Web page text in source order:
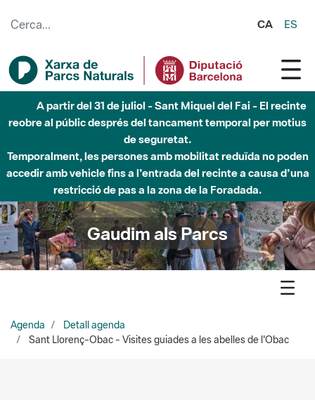
CA ES
Fins al desembre de 2026 - Parc Fluvial Besòs -
Afectacions a la llera del Parc Fluvial del Besòs degut a
obres de construcció d'una passera sobre el riu
Gaudim als Parcs
Agenda
Detall agenda
Sant Llorenç-Obac - Visites guiades a les abelles de l'Obac